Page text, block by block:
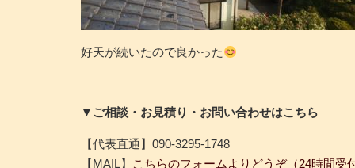
好天が続いたので良かった
▼ご相談・お見積り・お問い合わせはこちら
【代表直通】090-3295-1748
【MAIL】
こちらのフォームよりどうぞ（24時間受